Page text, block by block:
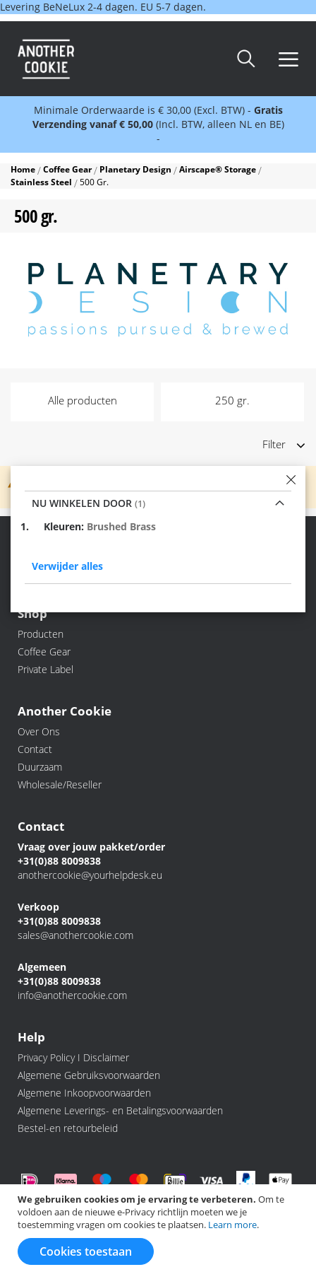
We gebruiken cookies om je ervaring te verbeteren. Om te
voldoen aan de nieuwe e-Privacy richtlijn moeten we je
toestemming vragen om cookies te plaatsen. Learn more.
Cookies toestaan
Levering BeNeLux 2-4 dagen. EU 5-7 dagen.
Minimale Orderwaarde is € 30,00 (Excl. BTW) - Gratis
Verzending vanaf € 50,00 (Incl. BTW, alleen NL en BE)
-
Home Coffee Gear Planetary Design
Airscape® Storage
Stainless Steel
500 Gr.
500 gr.
Alle producten 250 gr.
Filter
NU WINKELEN DOOR
Kleuren Brushed Brass
Verwijder
Verwijder alles
met de selectie.
Shop
Producten
Coffee Gear
Private Label
Another Cookie
Over Ons
Contact
Duurzaam
Wholesale/Reseller
Contact
Vraag over jouw pakket/order
+31(0)88 8009838
anothercookie@yourhelpdesk.eu
Verkoop
+31(0)88 8009838
sales@anothercookie.com
Algemeen
+31(0)88 8009838
info@anothercookie.com
Help
Privacy Policy I Disclaimer
Algemene Gebruiksvoorwaarden
Algemene Inkoopvoorwaarden
Algemene Leverings- en Betalingsvoorwaarden
Bestel-en retourbeleid
©️ 2026 Another Cookie, All rights Reserved.